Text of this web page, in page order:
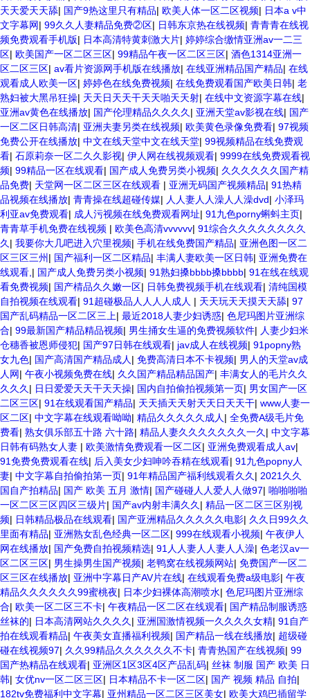
天天爱天天舔| 国产9热这里只有精品| 欧美人体一区二区视频| 日本a v中
文字幕网| 99久久人妻精品免费②区| 日韩东京热在线视频| 青青青在线视
频免费观看手机版| 日本高清特黄刺激大片| 婷婷综合缴情亚洲av一二三
区| 欧美国产一区二区三区| 99精品午夜一区二区三区| 酒色1314亚洲一
区二区三区| av看片资源网手机版在线播放| 在线亚洲精品国产精品| 在线
观看成人欧美一区| 婷婷色在线免费视频| 在线免费观看国产欧美日韩| 老
熟妇被大黑吊狂操| 天天日天天干天天啪天天射| 在线中文资源字幕在线|
亚洲av黄色在线播放| 国产伦理精品久久久久 | 亚洲天堂av影视在线| 国产
一区二区日韩高清| 亚洲夫妻另类在线视频| 欧美黄色录像免费看| 97视频
免费公开在线播放| 中文在线天堂中文在线天堂| 99视频精品在线免费观
看| 石原莉奈一区二久久影视| 伊人网在线视频观看| 9999在线免费观看视
频| 99精品一区在线观看| 国产成人免费另类小视频| 久久久久久久国产精
品免费| 天堂网一区二区三区在线观看 | 亚洲无码国产视频精品| 91热精
品视频在线播放| 青青操在线超碰传媒| 人人妻人人澡人人澡dvd| 小泽玛
利亚av免费观看| 成人污视频在线免费观看网址| 91九色porny蝌蚪主页|
青青草手机免费在线视频 | 欧美色高清vvvvvv| 91综合久久久久久久久久
久 | 我要你大几吧进入穴里视频| 手机在线免费国产精品| 亚洲色图一区二
区三区三州 | 国产福利一区二区精品| 丰满人妻欧美一区日韩| 亚洲免费在
线观看, | 国产成人免费另类小视频| 91熟妇搡bbbb搡bbbb| 91在线在线观
看免费视频| 国产棈品久久嫩一区| 日韩免费视频手机在线观看| 清纯国模
自拍视频在线观看| 91超碰极品人人人人成人 | 天天玩天天摸天天舔| 97
国产乱码精品一区二区三上| 最近2018人妻少妇诱惑| 色尼玛图片亚洲综
合| 99最新国产精品精品视频| 男生捅女生逼的免费视频软件| 人妻少妇米
仓穗香被恩师侵犯| 国产97日韩在线观看| jav成人在线视频| 91popny熟
女九色| 国产高清国产精品成人 | 免费高清日本不卡视频| 男人的天堂av成
人网| 午夜小视频免费在线| 久久国产精品精品国产| 丰满女人的毛片久久
久久久 | 日日爱爱天天干天天操| 国内自拍偷拍视频第一页| 男女国产一区
二区三区| 91在线观看国产精品| 天天插天天射天天日天天干| www人妻一
区二区| 中文字幕在线观看呦呦| 精品久久久久久成人 | 全免费A级毛片免
费看| 熟女俱乐部五十路 六十路| 精品人妻久久久久久久久一久 | 中文字幕
日韩有码熟女人妻 | 欧美激情免费观看一区二区| 亚洲免费观看成人av|
91免费免费观看在线| 后入美女少妇呻吟吞精在线观看| 91九色popny人
妻| 中文字幕自拍偷拍第一页| 91年精品国产福利线观看久久 | 2021久久
国自产拍精品| 国产 欧美 五月 激情| 国产碰碰人人爱人人做97| 啪啪啪啪
一区二区三区四区三级片| 国产av内射丰满久久 | 精品一区二区三区别视
频| 日韩精品极品在线观看| 国产亚洲精品久久久久久电影| 久久日99久久
里面有精品| 亚洲熟女乱色经典一区二区| 999在线观看小视频| 午夜伊人
网在线播放| 国产免费自拍视频精选| 91人人妻人人妻人人澡| 色老汉av一
区二区三区| 男生操男生国产视频| 老鸭窝在线视频网站| 免费国产一区二
区三区在线播放| 亚洲中字幕日产AV片在线| 在线观看免费a级电影| 午夜
精品久久久久久久99蜜桃夜| 日本少妇裸体高潮喷水| 色尼玛图片亚洲综
合| 欧美一区二区三不卡| 午夜精品一区二区在线观看| 国产精品制服诱惑
丝袜的| 日本高清网站久久久久 | 亚洲国激情视频一久久久久女精| 91自产
拍在线观看精品| 午夜美女直播福利视频| 国产精品一线在线播放| 超级碰
碰在线视频97| 久久99精品久久久久久久不卡| 青青热国产在线视频| 99
国产热精品在线观看| 亚洲区1区3区4区产品乱码| 丝袜 制服 国产 欧美 日
韩| 女优nv一区二区三区| 日本精品不卡一区二区| 国产 视频 精品 自拍|
182tv免费福利中文字幕| 亚州精品一区二区三区美女| 欧美大鸡巴插留学